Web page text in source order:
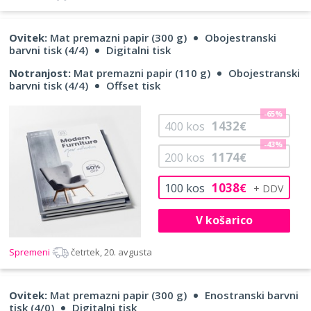
Ovitek: Mat premazni papir (300 g)
Obojestranski
barvni tisk (4/4)
Digitalni tisk
Notranjost: Mat premazni papir (110 g)
Obojestranski
barvni tisk (4/4)
Offset tisk
100 kos 1038€
200 kos 1174€
-43%
400 kos 1432€
-65%
V košarico
Spremeni četrtek, 20. avgusta
Ovitek: Mat premazni papir (300 g)
Enostranski barvni
tisk (4/0)
Digitalni tisk